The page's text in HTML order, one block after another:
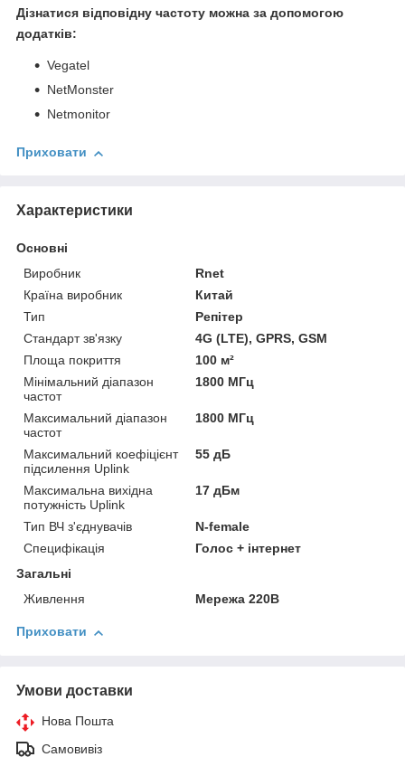
Дізнатися відповідну частоту можна за допомогою
додатків:
Vegatel
NetMonster
Netmonitor
Приховати
Характеристики
Основні
Виробник
Rnet
Країна виробник
Китай
Тип
Репітер
Стандарт зв'язку
4G (LTE), GPRS, GSM
Площа покриття
100 м²
Мінімальний діапазон
частот
1800 МГц
Максимальний діапазон
частот
1800 МГц
Максимальний коефіцієнт
підсилення Uplink
55 дБ
Максимальна вихідна
потужність Uplink
17 дБм
Тип ВЧ з'єднувачів
N-female
Специфікація
Голос + інтернет
Загальні
Живлення
Мережа 220В
Приховати
Умови доставки
Нова Пошта
Самовивіз